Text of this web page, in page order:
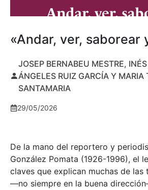
«Andar, ver, saborear
JOSEP BERNABEU MESTRE,
ÁNGELES RUIZ GARCÍA Y MARIA
SANTAMARIA
29/05/2026
De la mano del reportero y
González Pomata (1926-1996), el
claves que explican muchas de las
—no siempre en la buena